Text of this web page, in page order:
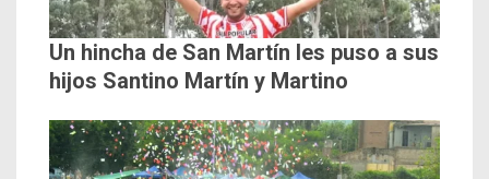
Un hincha de San Martín les puso a sus
hijos Santino Martín y Martino